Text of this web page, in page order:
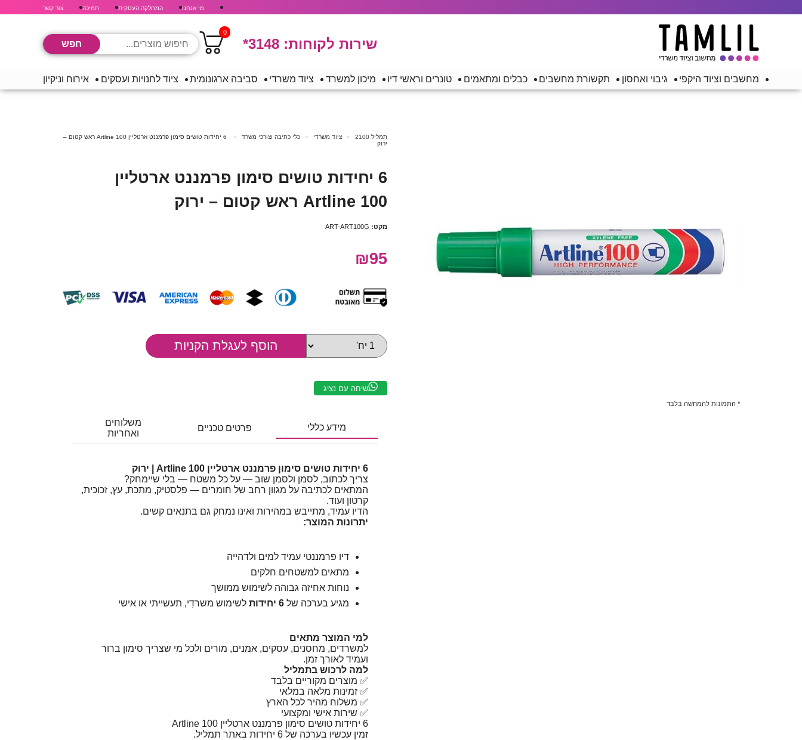
מי אנחנו המחלקה העסקית תמיכה צור קשר
שירות לקוחות: *3148
0
מחשבים וציוד היקפי גיבוי ואחסון תקשורת מחשבים כבלים ומתאמים טונרים וראשי דיו מיכון למשרד ציוד משרדי סביבה ארגונומית ציוד לחנויות ועסקים אירוח וניקיון
* התמונות להמחשה בלבד
תמליל 2100 ציוד משרדי כלי כתיבה וצורכי משרד
6 יחידות טושים סימון פרמננט ארטליין Artline 100 ראש קטום –
ירוק
6 יחידות טושים סימון פרמננט ארטליין
Artline 100 ראש קטום – ירוק
מקט: ART-ART100G
₪95
שיחה עם נציג
מידע כללי פרטים טכניים
משלוחים
ואחריות
6 יחידות טושים סימון פרמננט ארטליין Artline 100 | ירוק
צריך לכתוב, לסמן ולסמן שוב — על כל משטח — בלי שיימחק?
המתאים לכתיבה על מגוון רחב של חומרים — פלסטיק, מתכת, עץ, זכוכית,
קרטון ועוד.
הדיו עמיד, מתייבש במהירות ואינו נמחק גם בתנאים קשים.
יתרונות המוצר:
דיו פרמננטי עמיד למים ולדהייה
מתאים למשטחים חלקים
נוחות אחיזה גבוהה לשימוש ממושך
מגיע בערכה של 6 יחידות לשימוש משרדִי, תעשייתי או אישי
למי המוצר מתאים
למשרדים, מחסנים, עסקים, אמנים, מורים ולכל מי שצריך סימון ברור
ועמיד לאורך זמן.
למה לרכוש בתמליל
✅ מוצרים מקוריים בלבד
✅ זמינות מלאה במלאי
✅ משלוח מהיר לכל הארץ
✅ שירות אישי ומקצועי
6 יחידות טושים סימון פרמננט ארטליין Artline 100
זמין עכשיו בערכה של 6 יחידות באתר תמליל.